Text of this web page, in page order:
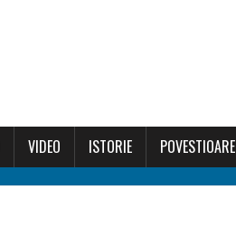
VIDEO ISTORIE POVESTIOARE